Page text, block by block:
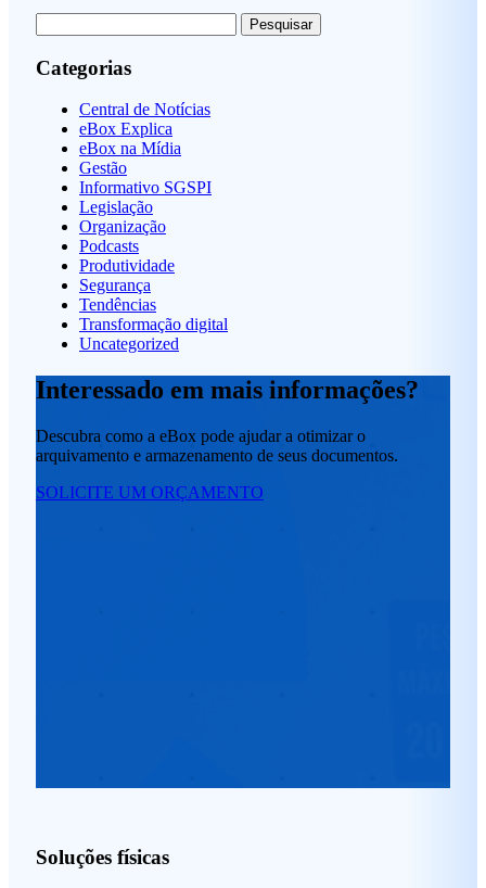
por:
Categorias
Central de Notícias
eBox Explica
eBox na Mídia
Gestão
Informativo SGSPI
Legislação
Organização
Podcasts
Produtividade
Segurança
Tendências
Transformação digital
Uncategorized
Interessado em mais informações?
Descubra como a eBox pode ajudar a otimizar o
arquivamento e armazenamento de seus documentos.
SOLICITE UM ORÇAMENTO
Soluções físicas